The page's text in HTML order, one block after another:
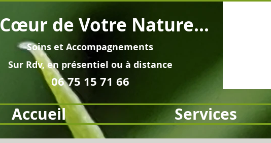
Soins et Accompagnements
Sur Rdv, en présentiel ou à distance
06 75 15 71 66
Cœur de Votre Nature...
Accueil Services